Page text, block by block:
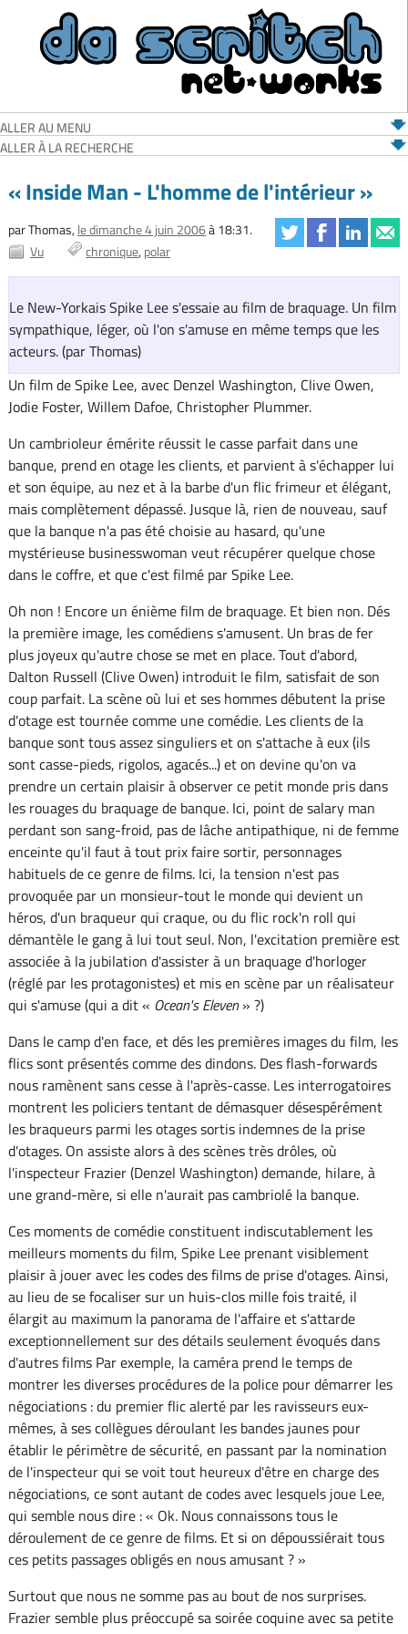
ALLER AU MENU
ALLER À LA RECHERCHE
« Inside Man - L'homme de l'intérieur »
par Thomas, le dimanche 4 juin 2006à 18:31.
Vu
chronique polar
Le New-Yorkais Spike Lee s'essaie au film de braquage. Un film
sympathique, léger, où l'on s'amuse en même temps que les
acteurs. (par Thomas)
Un film de Spike Lee, avec Denzel Washington, Clive Owen,
Jodie Foster, Willem Dafoe, Christopher Plummer.
Un cambrioleur émérite réussit le casse parfait dans une
banque, prend en otage les clients, et parvient à s'échapper lui
et son équipe, au nez et à la barbe d'un flic frimeur et élégant,
mais complètement dépassé. Jusque là, rien de nouveau, sauf
que la banque n'a pas été choisie au hasard, qu'une
mystérieuse businesswoman veut récupérer quelque chose
dans le coffre, et que c'est filmé par Spike Lee.
Oh non ! Encore un énième film de braquage. Et bien non. Dés
la première image, les comédiens s'amusent. Un bras de fer
plus joyeux qu'autre chose se met en place. Tout d'abord,
Dalton Russell (Clive Owen) introduit le film, satisfait de son
coup parfait. La scène où lui et ses hommes débutent la prise
d'otage est tournée comme une comédie. Les clients de la
banque sont tous assez singuliers et on s'attache à eux (ils
sont casse-pieds, rigolos, agacés...) et on devine qu'on va
prendre un certain plaisir à observer ce petit monde pris dans
les rouages du braquage de banque. Ici, point de salary man
perdant son sang-froid, pas de lâche antipathique, ni de femme
enceinte qu'il faut à tout prix faire sortir, personnages
habituels de ce genre de films. Ici, la tension n'est pas
provoquée par un monsieur-tout le monde qui devient un
héros, d'un braqueur qui craque, ou du flic rock'n roll qui
démantèle le gang à lui tout seul. Non, l'excitation première est
associée à la jubilation d'assister à un braquage d'horloger
(réglé par les protagonistes) et mis en scène par un réalisateur
qui s'amuse (qui a dit « Ocean's Eleven» ?)
Dans le camp d'en face, et dés les premières images du film, les
flics sont présentés comme des dindons. Des flash-forwards
nous ramènent sans cesse à l'après-casse. Les interrogatoires
montrent les policiers tentant de démasquer désespérément
les braqueurs parmi les otages sortis indemnes de la prise
d'otages. On assiste alors à des scènes très drôles, où
l'inspecteur Frazier (Denzel Washington) demande, hilare, à
une grand-mère, si elle n'aurait pas cambriolé la banque.
Ces moments de comédie constituent indiscutablement les
meilleurs moments du film, Spike Lee prenant visiblement
plaisir à jouer avec les codes des films de prise d'otages. Ainsi,
au lieu de se focaliser sur un huis-clos mille fois traité, il
élargit au maximum la panorama de l'affaire et s'attarde
exceptionnellement sur des détails seulement évoqués dans
d'autres films Par exemple, la caméra prend le temps de
montrer les diverses procédures de la police pour démarrer les
négociations : du premier flic alerté par les ravisseurs eux-
mêmes, à ses collègues déroulant les bandes jaunes pour
établir le périmètre de sécurité, en passant par la nomination
de l'inspecteur qui se voit tout heureux d'être en charge des
négociations, ce sont autant de codes avec lesquels joue Lee,
qui semble nous dire : « Ok. Nous connaissons tous le
déroulement de ce genre de films. Et si on dépoussiérait tous
ces petits passages obligés en nous amusant ? »
Surtout que nous ne somme pas au bout de nos surprises.
Frazier semble plus préoccupé sa soirée coquine avec sa petite